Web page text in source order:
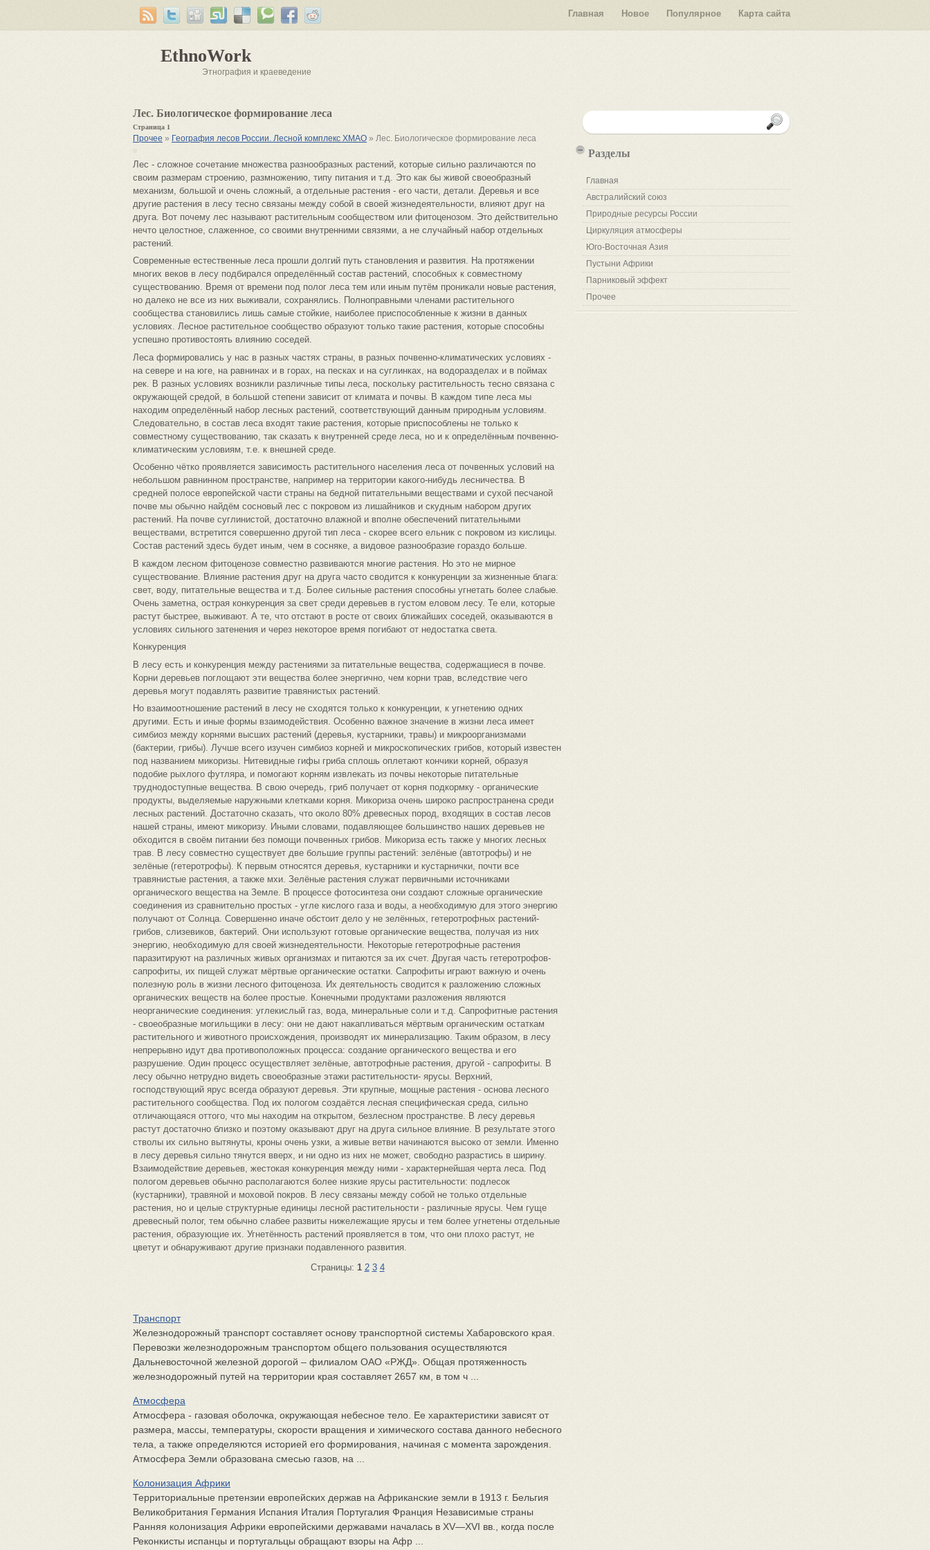
EthnoWork
Этнография и краеведение
Главная Новое Популярное Карта сайта
Лес. Биологическое формирование леса
Страница 1
Прочее » География лесов России. Лесной комплекс ХМАО » Лес. Биологическое формирование леса
Лес - сложное сочетание множества разнообразных растений, которые сильно различаются по
своим размерам строению, размножению, типу питания и т.д. Это как бы живой своеобразный
механизм, большой и очень сложный, а отдельные растения - его части, детали. Деревья и все
другие растения в лесу тесно связаны между собой в своей жизнедеятельности, влияют друг на
друга. Вот почему лес называют растительным сообществом или фитоценозом. Это действительно
нечто целостное, слаженное, со своими внутренними связями, а не случайный набор отдельных
растений.
Современные естественные леса прошли долгий путь становления и развития. На протяжении
многих веков в лесу подбирался определённый состав растений, способных к совместному
существованию. Время от времени под полог леса тем или иным путём проникали новые растения,
но далеко не все из них выживали, сохранялись. Полноправными членами растительного
сообщества становились лишь самые стойкие, наиболее приспособленные к жизни в данных
условиях. Лесное растительное сообщество образуют только такие растения, которые способны
успешно противостоять влиянию соседей.
Леса формировались у нас в разных частях страны, в разных почвенно-климатических условиях -
на севере и на юге, на равнинах и в горах, на песках и на суглинках, на водоразделах и в поймах
рек. В разных условиях возникли различные типы леса, поскольку растительность тесно связана с
окружающей средой, в большой степени зависит от климата и почвы. В каждом типе леса мы
находим определённый набор лесных растений, соответствующий данным природным условиям.
Следовательно, в состав леса входят такие растения, которые приспособлены не только к
совместному существованию, так сказать к внутренней среде леса, но и к определённым почвенно-
климатическим условиям, т.е. к внешней среде.
Особенно чётко проявляется зависимость растительного населения леса от почвенных условий на
небольшом равнинном пространстве, например на территории какого-нибудь лесничества. В
средней полосе европейской части страны на бедной питательными веществами и сухой песчаной
почве мы обычно найдём сосновый лес с покровом из лишайников и скудным набором других
растений. На почве суглинистой, достаточно влажной и вполне обеспечений питательными
веществами, встретится совершенно другой тип леса - скорее всего ельник с покровом из кислицы.
Состав растений здесь будет иным, чем в сосняке, а видовое разнообразие гораздо больше.
В каждом лесном фитоценозе совместно развиваются многие растения. Но это не мирное
существование. Влияние растения друг на друга часто сводится к конкуренции за жизненные блага:
свет, воду, питательные вещества и т.д. Более сильные растения способны угнетать более слабые.
Очень заметна, острая конкуренция за свет среди деревьев в густом еловом лесу. Те ели, которые
растут быстрее, выживают. А те, что отстают в росте от своих ближайших соседей, оказываются в
условиях сильного затенения и через некоторое время погибают от недостатка света.
Конкуренция
В лесу есть и конкуренция между растениями за питательные вещества, содержащиеся в почве.
Корни деревьев поглощают эти вещества более энергично, чем корни трав, вследствие чего
деревья могут подавлять развитие травянистых растений.
Но взаимоотношение растений в лесу не сходятся только к конкуренции, к угнетению одних
другими. Есть и иные формы взаимодействия. Особенно важное значение в жизни леса имеет
симбиоз между корнями высших растений (деревья, кустарники, травы) и микроорганизмами
(бактерии, грибы). Лучше всего изучен симбиоз корней и микроскопических грибов, который известен
под названием микоризы. Нитевидные гифы гриба сплошь оплетают кончики корней, образуя
подобие рыхлого футляра, и помогают корням извлекать из почвы некоторые питательные
труднодоступные вещества. В свою очередь, гриб получает от корня подкормку - органические
продукты, выделяемые наружными клетками корня. Микориза очень широко распространена среди
лесных растений. Достаточно сказать, что около 80% древесных пород, входящих в состав лесов
нашей страны, имеют микоризу. Иными словами, подавляющее большинство наших деревьев не
обходится в своём питании без помощи почвенных грибов. Микориза есть также у многих лесных
трав. В лесу совместно существует две большие группы растений: зелёные (автотрофы) и не
зелёные (гетеротрофы). К первым относятся деревья, кустарники и кустарнички, почти все
травянистые растения, а также мхи. Зелёные растения служат первичными источниками
органического вещества на Земле. В процессе фотосинтеза они создают сложные органические
соединения из сравнительно простых - угле кислого газа и воды, а необходимую для этого энергию
получают от Солнца. Совершенно иначе обстоит дело у не зелённых, гетеротрофных растений-
грибов, слизевиков, бактерий. Они используют готовые органические вещества, получая из них
энергию, необходимую для своей жизнедеятельности. Некоторые гетеротрофные растения
паразитируют на различных живых организмах и питаются за их счет. Другая часть гетеротрофов-
сапрофиты, их пищей служат мёртвые органические остатки. Сапрофиты играют важную и очень
полезную роль в жизни лесного фитоценоза. Их деятельность сводится к разложению сложных
органических веществ на более простые. Конечными продуктами разложения являются
неорганические соединения: углекислый газ, вода, минеральные соли и т.д. Сапрофитные растения
- своеобразные могильщики в лесу: они не дают накапливаться мёртвым органическим остаткам
растительного и животного происхождения, производят их минерализацию. Таким образом, в лесу
непрерывно идут два противоположных процесса: создание органического вещества и его
разрушение. Один процесс осуществляет зелёные, автотрофные растения, другой - сапрофиты. В
лесу обычно нетрудно видеть своеобразные этажи растительности- ярусы. Верхний,
господствующий ярус всегда образуют деревья. Эти крупные, мощные растения - основа лесного
растительного сообщества. Под их пологом создаётся лесная специфическая среда, сильно
отличающаяся оттого, что мы находим на открытом, безлесном пространстве. В лесу деревья
растут достаточно близко и поэтому оказывают друг на друга сильное влияние. В результате этого
стволы их сильно вытянуты, кроны очень узки, а живые ветви начинаются высоко от земли. Именно
в лесу деревья сильно тянутся вверх, и ни одно из них не может, свободно разрастись в ширину.
Взаимодействие деревьев, жестокая конкуренция между ними - характернейшая черта леса. Под
пологом деревьев обычно располагаются более низкие ярусы растительности: подлесок
(кустарники), травяной и моховой покров. В лесу связаны между собой не только отдельные
растения, но и целые структурные единицы лесной растительности - различные ярусы. Чем гуще
древесный полог, тем обычно слабее развиты нижележащие ярусы и тем более угнетены отдельные
растения, образующие их. Угнетённость растений проявляется в том, что они плохо растут, не
цветут и обнаруживают другие признаки подавленного развития.
Страницы: 1 2 3 4
Транспорт
Железнодорожный транспорт составляет основу транспортной системы Хабаровского края.
Перевозки железнодорожным транспортом общего пользования осуществляются
Дальневосточной железной дорогой – филиалом ОАО «РЖД». Общая протяженность
железнодорожный путей на территории края составляет 2657 км, в том ч ...
Атмосфера
Атмосфера - газовая оболочка, окружающая небесное тело. Ее характеристики зависят от
размера, массы, температуры, скорости вращения и химического состава данного небесного
тела, а также определяются историей его формирования, начиная с момента зарождения.
Атмосфера Земли образована смесью газов, на ...
Колонизация Африки
Территориальные претензии европейских держав на Африканские земли в 1913 г. Бельгия
Великобритания Германия Испания Италия Португалия Франция Независимые страны
Ранняя колонизация Африки европейскими державами началась в XV—XVI вв., когда после
Реконкисты испанцы и португальцы обращают взоры на Афр ...
Разделы
Главная
Австралийский союз
Природные ресурсы России
Циркуляция атмосферы
Юго-Восточная Азия
Пустыни Африки
Парниковый эффект
Прочее